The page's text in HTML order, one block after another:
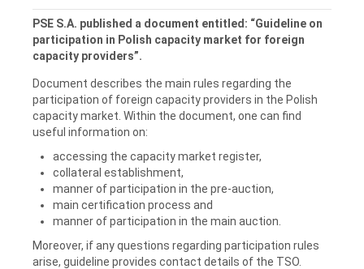
PSE S.A. published a document entitled: “Guideline on
participation in Polish capacity market for foreign
capacity providers”.
Document describes the main rules regarding the
participation of foreign capacity providers in the Polish
capacity market. Within the document, one can find
useful information on:
accessing the capacity market register,
collateral establishment,
manner of participation in the pre-auction,
main certification process and
manner of participation in the main auction.
Moreover, if any questions regarding participation rules
arise, guideline provides contact details of the TSO.